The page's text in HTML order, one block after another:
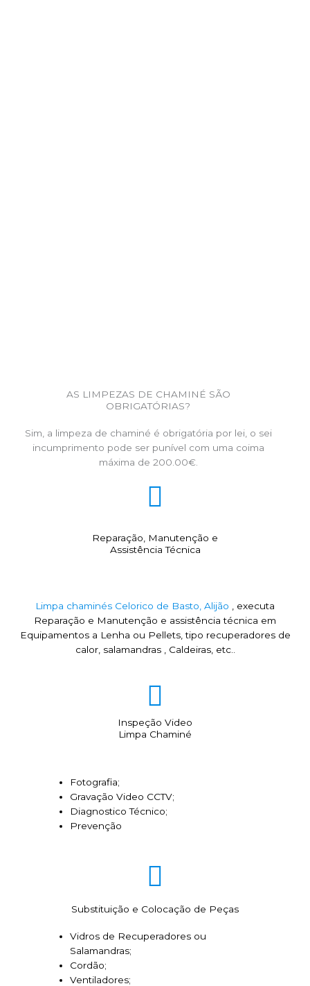
AS LIMPEZAS DE CHAMINÉ SÃO
OBRIGATÓRIAS?
Sim, a limpeza de chaminé é obrigatória por lei, o sei
incumprimento pode ser punível com uma coima
máxima de 200.00€.
Reparação, Manutenção e
Assistência Técnica
Limpa chaminés Celorico de Basto, Alijão , executa
Reparação e Manutenção e assistência técnica em
Equipamentos a Lenha ou Pellets, tipo recuperadores de
calor, salamandras , Caldeiras, etc..
Inspeção Video
Limpa Chaminé
Fotografia;
Gravação Video CCTV;
Diagnostico Técnico;
Prevenção
Substituição e Colocação de Peças
Vidros de Recuperadores ou
Salamandras;
Cordão;
Ventiladores;